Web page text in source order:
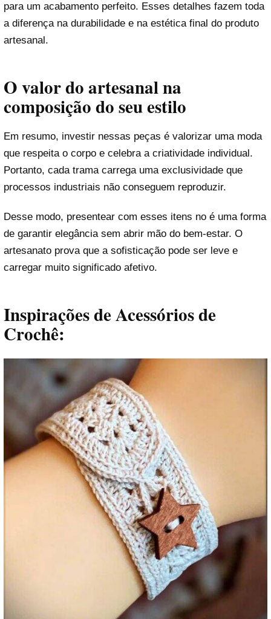
para um acabamento perfeito. Esses detalhes fazem toda
a diferença na durabilidade e na estética final do produto
artesanal.
O valor do artesanal na
composição do seu estilo
Em resumo, investir nessas peças é valorizar uma moda
que respeita o corpo e celebra a criatividade individual.
Portanto, cada trama carrega uma exclusividade que
processos industriais não conseguem reproduzir.
Desse modo, presentear com esses itens no é uma forma
de garantir elegância sem abrir mão do bem-estar. O
artesanato prova que a sofisticação pode ser leve e
carregar muito significado afetivo.
Inspirações de Acessórios de
Crochê: